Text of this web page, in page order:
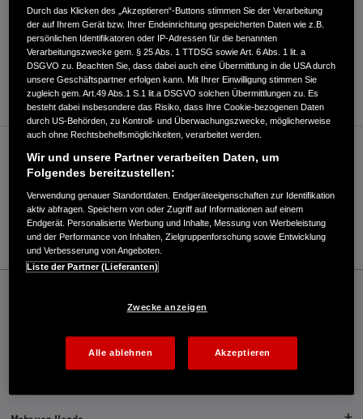
ANFAHRTSBESCHREIBUNG ANFORDERN
Verkauf / Kundendienst
038792/7516
E-Mail
Behrens Fahrräder, Forst- & Gartentechnik - Industrie – Honda - HONDA
Durch das Klicken des „Akzeptieren“-Buttons stimmen Sie der Verarbeitung
der auf Ihrem Gerät bzw. Ihrer Endeinrichtung gespeicherten Daten wie z.B.
persönlichen Identifikatoren oder IP-Adressen für die benannten
Verarbeitungszwecke gem. § 25 Abs. 1 TTDSG sowie Art. 6 Abs. 1 lit. a
DSGVO zu. Beachten Sie, dass dabei auch eine Übermittlung in die USA durch
unsere Geschäftspartner erfolgen kann. Mit Ihrer Einwilligung stimmen Sie
zugleich gem. Art.49 Abs.1 S.1 lit.a DSGVO solchen Übermittlungen zu. Es
besteht dabei insbesondere das Risiko, dass Ihre Cookie-bezogenen Daten
durch US-Behörden, zu Kontroll- und Überwachungszwecke, möglicherweise
auch ohne Rechtsbehelfsmöglichkeiten, verarbeitet werden.
Wir und unsere Partner verarbeiten Daten, um
Folgendes bereitzustellen:
Verwendung genauer Standortdaten. Endgeräteeigenschaften zur Identifikation
aktiv abfragen. Speichern von oder Zugriff auf Informationen auf einem
Endgerät. Personalisierte Werbung und Inhalte, Messung von Werbeleistung
und der Performance von Inhalten, Zielgruppenforschung sowie Entwicklung
und Verbesserung von Angeboten.
Liste der Partner (Lieferanten)
Zwecke anzeigen
Alle ablehnen Akzeptieren